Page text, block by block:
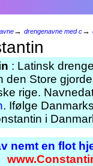
→ drengenavne med c→
: Latinsk
den Store
rige.
. Ifølge
i
nemt en flot